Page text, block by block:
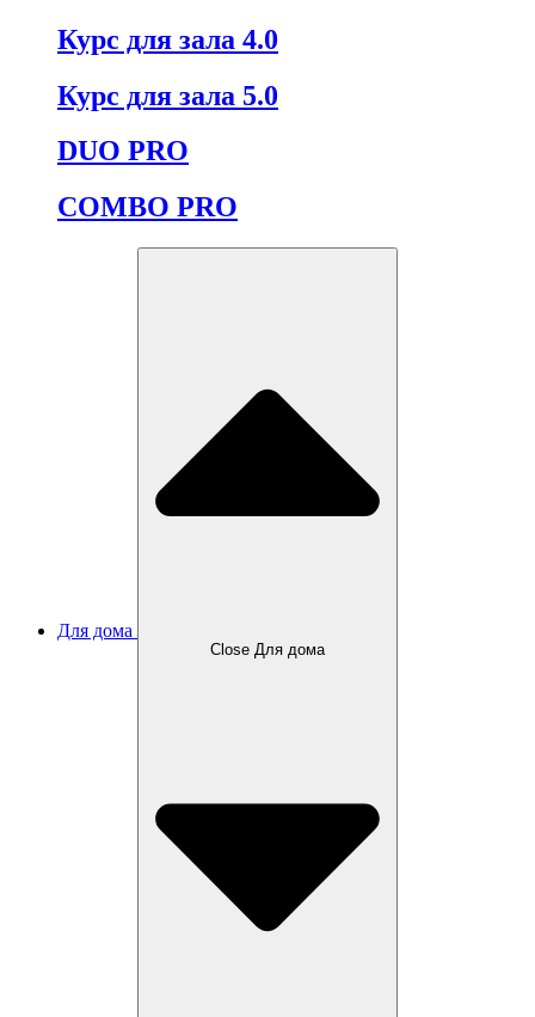
Курс для зала 4.0
Курс для зала 5.0
DUO PRO
COMBO PRO
Для дома
Close Для дома